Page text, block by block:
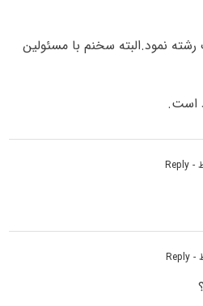
رشته نمود.البته سخنم با مسئولین
است.
- Reply
- Reply